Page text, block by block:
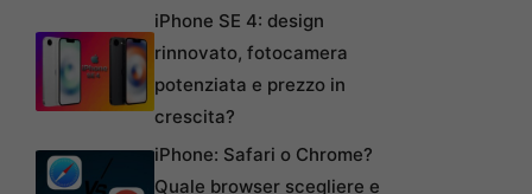
iPhone SE 4: design
rinnovato, fotocamera
potenziata e prezzo in
crescita?
iPhone: Safari o Chrome?
Quale browser scegliere e